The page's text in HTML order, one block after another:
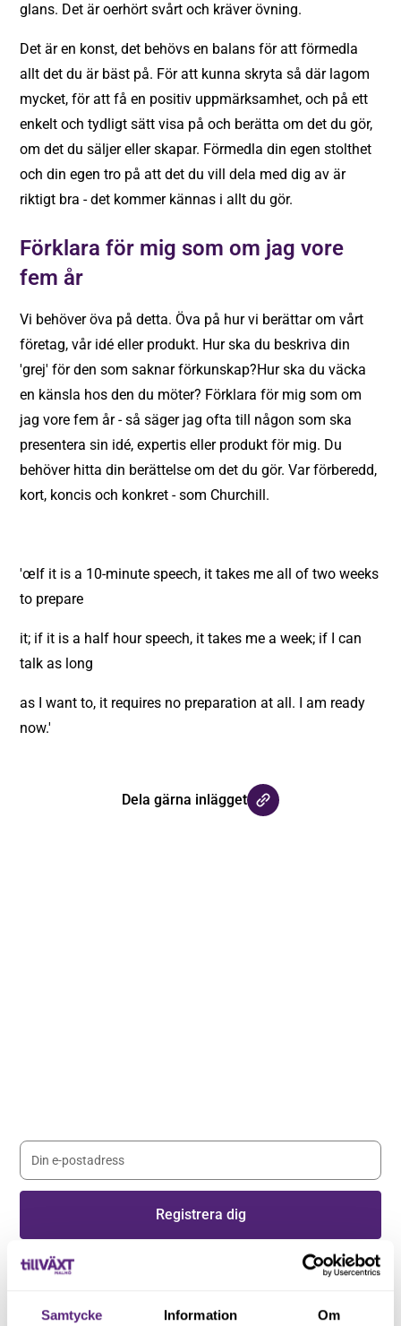
Samtycke Information Om
glans. Det är oerhört svårt och kräver övning.
Det är en konst, det behövs en balans för att förmedla
allt det du är bäst på. För att kunna skryta så där lagom
mycket, för att få en positiv uppmärksamhet, och på ett
enkelt och tydligt sätt visa på och berätta om det du gör,
om det du säljer eller skapar. Förmedla din egen stolthet
och din egen tro på att det du vill dela med dig av är
riktigt bra - det kommer kännas i allt du gör.
Förklara för mig som om jag vore
fem år
Vi behöver öva på detta. Öva på hur vi berättar om vårt
företag, vår idé eller produkt. Hur ska du beskriva din
'grej' för den som saknar förkunskap?Hur ska du väcka
en känsla hos den du möter? Förklara för mig som om
jag vore fem år- så säger jag ofta till någon som ska
presentera sin idé, expertis eller produkt för mig. Du
behöver hitta din berättelse om det du gör. Var förberedd,
kort, koncis och konkret - som Churchill.
'œIf it is a 10-minute speech, it takes me all of two weeks
to prepare
it; if it is a half hour speech, it takes me a week; if I can
talk as long
as I want to, it requires no preparation at all. I am ready
now.'
Dela gärna inlägget
Genom att registera dig godkänner du våra